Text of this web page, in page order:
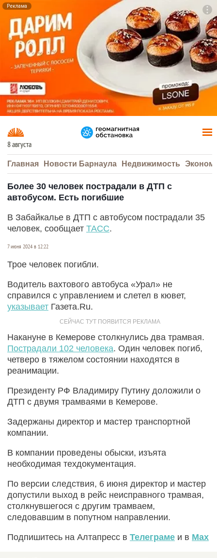
Реклама
8 августа
Главная Новости Барнаула Недвижимость
Более 30 человек пострадали в ДТП с
автобусом. Есть погибшие
В Забайкалье в ДТП с автобусом пострадали 35
человек, сообщает ТАСС.
7 июня 2024 в 12:22
Трое человек погибли.
Водитель вахтового автобуса «Урал» не
справился с управлением и слетел в кювет,
указывает Газета.Ru.
Накануне в Кемерове столкнулись два трамвая.
Пострадали 102 человека. Один человек погиб,
четверо в тяжелом состоянии находятся в
реанимации.
Президенту РФ Владимиру Путину доложили о
ДТП с двумя трамваями в Кемерове.
Задержаны директор и мастер транспортной
компании.
В компании проведены обыски, изъята
необходимая техдокументация.
По версии следствия, 6 июня директор и мастер
допустили выход в рейс неисправного трамвая,
столкнувшегося с другим трамваем,
следовавшим в попутном направлении.
Подпишитесь на Алтапресс в Телеграме и в Max